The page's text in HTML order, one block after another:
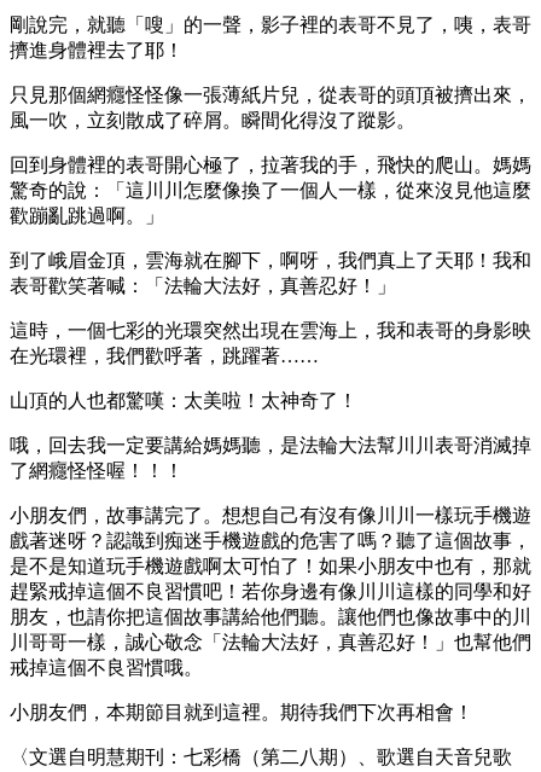
剛說完，就聽「嗖」的一聲，影子裡的表哥不見了，咦，表哥
擠進身體裡去了耶！
只見那個網癮怪怪像一張薄紙片兒，從表哥的頭頂被擠出來，
風一吹，立刻散成了碎屑。瞬間化得沒了蹤影。
回到身體裡的表哥開心極了，拉著我的手，飛快的爬山。媽媽
驚奇的說：「這川川怎麼像換了一個人一樣，從來沒見他這麼
歡蹦亂跳過啊。」
到了峨眉金頂，雲海就在腳下，啊呀，我們真上了天耶！我和
表哥歡笑著喊：「法輪大法好，真善忍好！」
這時，一個七彩的光環突然出現在雲海上，我和表哥的身影映
在光環裡，我們歡呼著，跳躍著……
山頂的人也都驚嘆：太美啦！太神奇了！
哦，回去我一定要講給媽媽聽，是法輪大法幫川川表哥消滅掉
了網癮怪怪喔！！！
小朋友們，故事講完了。想想自己有沒有像川川一樣玩手機遊
戲著迷呀？認識到痴迷手機遊戲的危害了嗎？聽了這個故事，
是不是知道玩手機遊戲啊太可怕了！如果小朋友中也有，那就
趕緊戒掉這個不良習慣吧！若你身邊有像川川這樣的同學和好
朋友，也請你把這個故事講給他們聽。讓他們也像故事中的川
川哥哥一樣，誠心敬念「法輪大法好，真善忍好！」也幫他們
戒掉這個不良習慣哦。
小朋友們，本期節目就到這裡。期待我們下次再相會！
〈文選自明慧期刊：七彩橋（第二八期）、歌選自天音兒歌